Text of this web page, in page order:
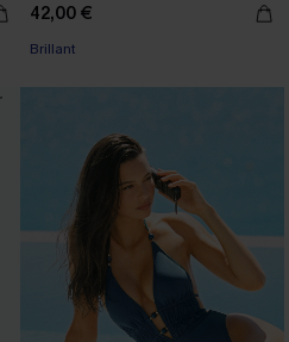
42,00 €
Brillant